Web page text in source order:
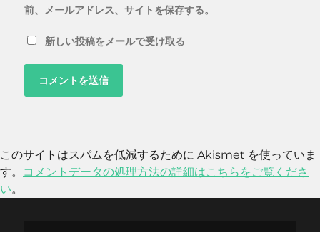
前、メールアドレス、サイトを保存する。
新しい投稿をメールで受け取る
このサイトはスパムを低減するために Akismet を使っていま
す。
コメントデータの処理方法の詳細はこちらをご覧くださ
い。